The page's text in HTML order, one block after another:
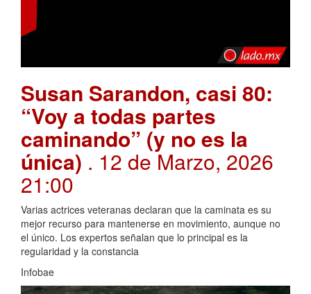
Susan Sarandon, casi 80:
“Voy a todas partes
caminando” (y no es la
única) . 12 de Marzo, 2026
21:00
Varias actrices veteranas declaran que la caminata es su
mejor recurso para mantenerse en movimiento, aunque no
el único. Los expertos señalan que lo principal es la
regularidad y la constancia
Infobae